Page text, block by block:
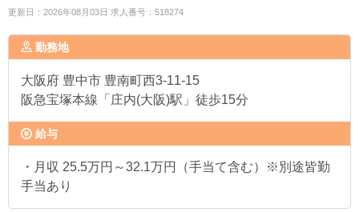
更新日：2026年08月03日 求人番号：518274
勤務地
大阪府 豊中市 豊南町西3-11-15
阪急宝塚本線「庄内(大阪)駅」徒歩15分
給与
・月収 25.5万円～32.1万円（手当て含む）※別途皆勤
手当あり